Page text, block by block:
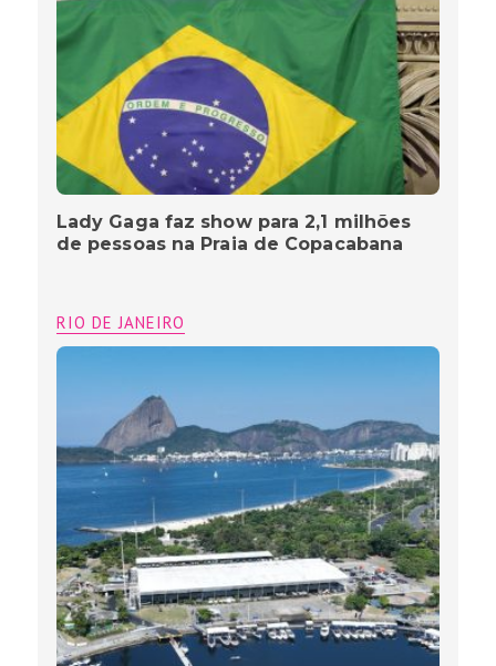
Lady Gaga faz show para 2,1 milhões
de pessoas na Praia de Copacabana
RIO DE JANEIRO